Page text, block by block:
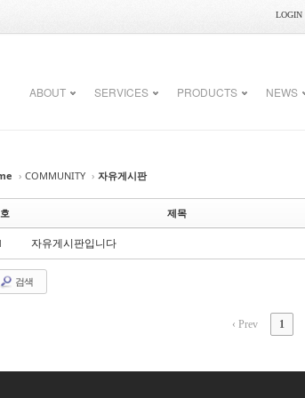
LOGIN
ABOUT SERVICES PRODUCTS NEWS
› COMMUNITY › 자유게시판
제목
자유게시판입니다
검색
‹ Prev 1